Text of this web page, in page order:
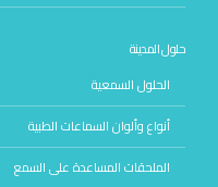
حلول المدينة
الحلول السمعية
أنواع وألوان السماعات الطبية
الملحقات المساعدة على السمع